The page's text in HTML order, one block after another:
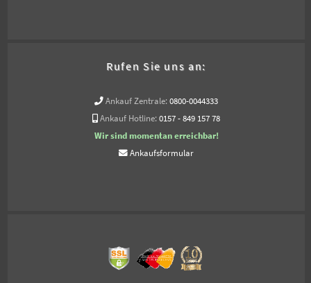
Rufen Sie uns an:
Ankauf Zentrale: 0800-0044333
Ankauf Hotline: 0157 - 849 157 78
Wir sind momentan erreichbar!
Ankaufsformular